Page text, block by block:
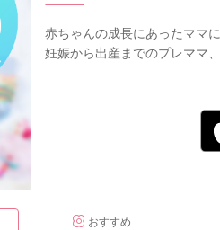
赤ちゃんの成長にあったママ
妊娠から出産までのプレママ
おすすめ